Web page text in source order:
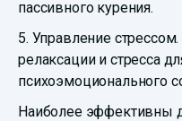
пассивного курения.
5. Управление
релаксации и стресса
психоэмоционального
Наиболее эффективны